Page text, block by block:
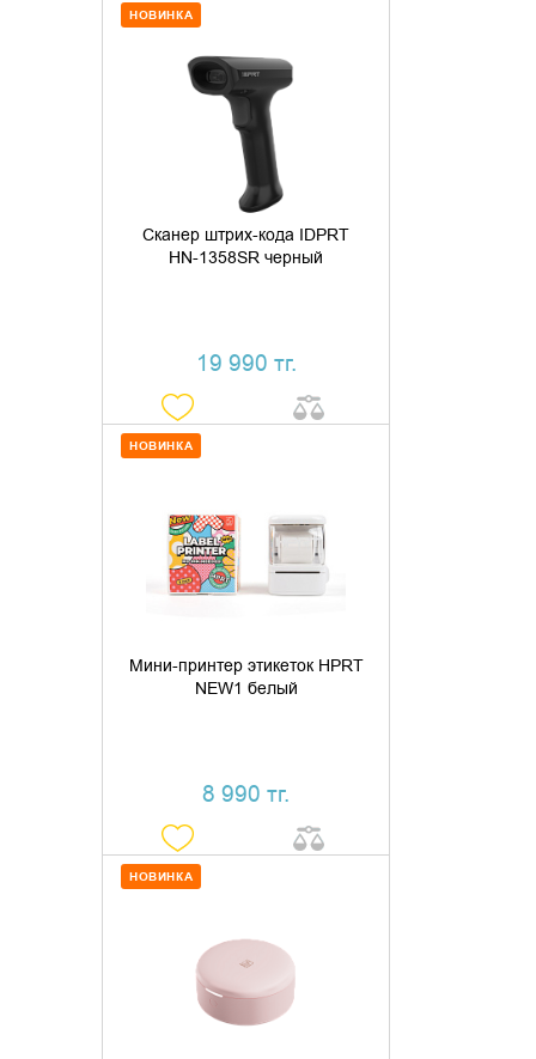
Сканер штрих-кода IDPRT
HN-1358SR черный
19 990 тг.
НОВИНКА
ДОБАВИТЬ В КОРЗИНУ
КУПИТЬ В 1 КЛИК
Мини-принтер этикеток HPRT
NEW1 белый
8 990 тг.
НОВИНКА
КУПИТЬ В 1 КЛИК
НОВИНКА
КУПИТЬ В 1 КЛИК